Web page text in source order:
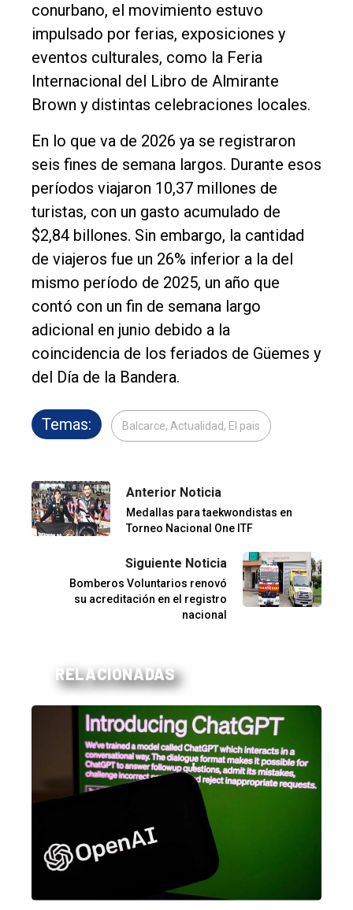
conurbano, el movimiento estuvo
impulsado por ferias, exposiciones y
eventos culturales, como la Feria
Internacional del Libro de Almirante
Brown y distintas celebraciones locales.
En lo que va de 2026 ya se registraron
seis fines de semana largos. Durante esos
períodos viajaron 10,37 millones de
turistas, con un gasto acumulado de
$2,84 billones. Sin embargo, la cantidad
de viajeros fue un 26% inferior a la del
mismo período de 2025, un año que
contó con un fin de semana largo
adicional en junio debido a la
coincidencia de los feriados de Güemes y
del Día de la Bandera.
Temas: Balcarce, Actualidad, El pais
Anterior Noticia
Medallas para taekwondistas en
Torneo Nacional One ITF
Siguiente Noticia
Bomberos Voluntarios renovó
su acreditación en el registro
nacional
RELACIONADAS